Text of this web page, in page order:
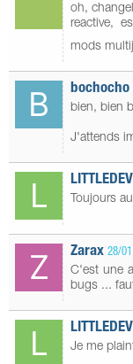
oh,
reactive,
mods
bochocho
bien, bien
J'attends
Toujours
Zarax 28/
C'est une
bugs ...
Je me